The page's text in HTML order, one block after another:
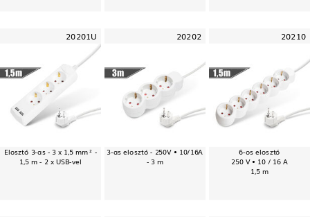
20201U
Elosztó 3-as - 3 x 1,5 mm² -
1,5 m - 2 x USB-vel
20202
3-as elosztó - 250V • 10/16A
- 3 m
20210
6-os elosztó
250 V • 10 / 16 A
1,5 m